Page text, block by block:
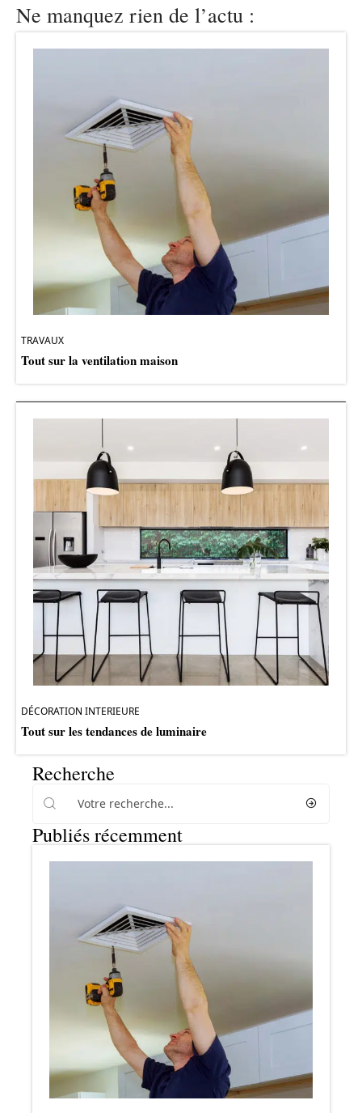
Ne manquez rien de l’actu :
TRAVAUX
Tout sur la ventilation maison
DÉCORATION INTERIEURE
Tout sur les tendances de luminaire
Recherche
Publiés récemment